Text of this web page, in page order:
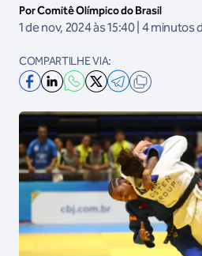
Por Comitê Olímpico do Brasil
1 de nov, 2024 às 15:40 | 4 minutos
COMPARTILHE VIA: